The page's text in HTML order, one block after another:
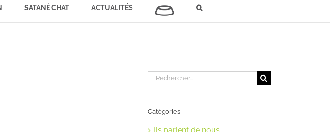
SATANÉ CHAT ACTUALITÉS
Rechercher:
Catégories
Ils parlent de nous